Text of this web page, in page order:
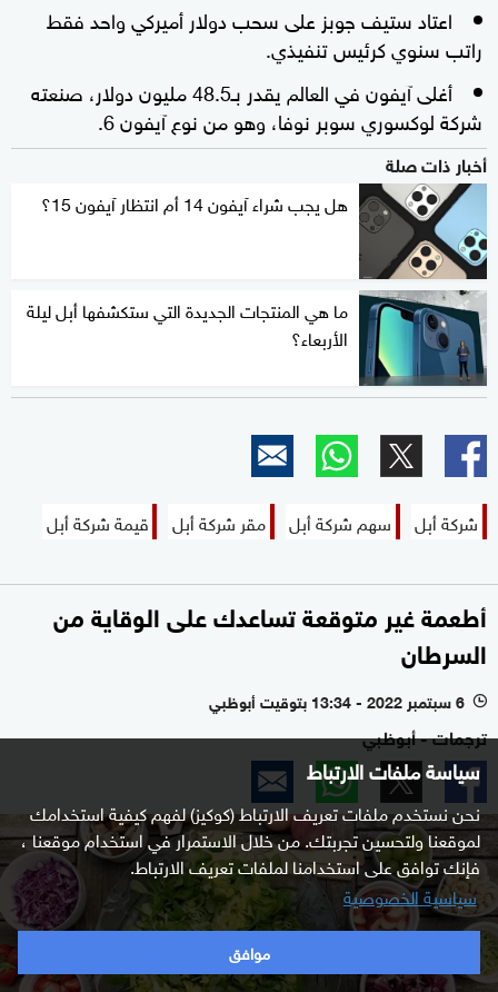
سياسة ملفات الارتباط
نحن نستخدم ملفات تعريف الارتباط (كوكيز) لفهم كيفية استخدامك
لموقعنا ولتحسين تجربتك. من خلال الاستمرار في استخدام موقعنا ،
فإنك توافق على استخدامنا لملفات تعريف الارتباط.
سياسية الخصوصية
موافق
اعتاد ستيف جوبز على سحب دولار أميركي واحد فقط
راتب سنوي كرئيس تنفيذي.
أغلى آيفون في العالم يقدر بـ48.5 مليون دولار، صنعته
شركة لوكسوري سوبر نوفا، وهو من نوع آيفون 6.
أخبار ذات صلة
هل يجب شراء آيفون 14 أم انتظار آيفون 15؟
ما هي المنتجات الجديدة التي ستكشفها أبل ليلة
الأربعاء؟
شركة أبل سهم شركة أبل مقر شركة أبل قيمة شركة أبل
أطعمة غير متوقعة تساعدك على الوقاية من
السرطان
l 6 سبتمبر 2022 - 13:34 بتوقيت أبوظبي
ترجمات - أبوظبي